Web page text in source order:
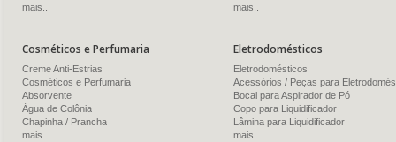
mais..
mais..
Cosméticos e Perfumaria
Creme Anti-Estrias
Cosméticos e Perfumaria
Absorvente
Água de Colônia
Chapinha / Prancha
mais..
Eletrodomésticos
Eletrodomésticos
Acessórios / Peças para
Bocal para Aspirador de Pó
Copo para Liquidificador
Lâmina para Liquidificador
mais..